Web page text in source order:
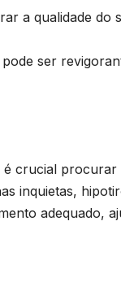
a qualidade
ser
crucial
inquietas,
adequado,